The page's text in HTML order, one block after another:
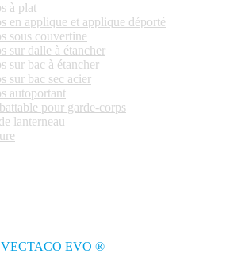
à plat
en applique et applique déporté
sous couvertine
sur dalle à étancher
sur bac à étancher
sur bac sec acier
autoportant
pour garde-corps
lanterneau
VECTACO EVO ®